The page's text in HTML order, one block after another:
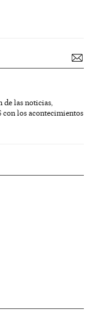
de las noticias,
con los acontecimientos